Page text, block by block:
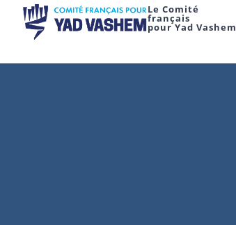
Le Comité
français
pour Yad Vashem